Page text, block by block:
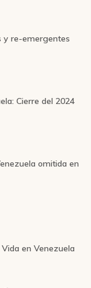
y re-emergentes
Cierre del 2024
omitida en
en Venezuela